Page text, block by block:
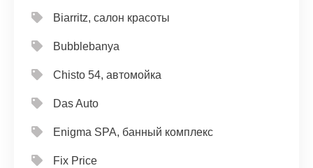
Biarritz, салон красоты
Bubblebanya
Chisto 54, автомойка
Das Auto
Enigma SPA, банный комплекс
Fix Price